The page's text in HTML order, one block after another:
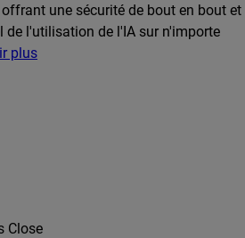
une sécurité de bout en bout et
de l'utilisation de l'IA sur n'importe
plus
Close